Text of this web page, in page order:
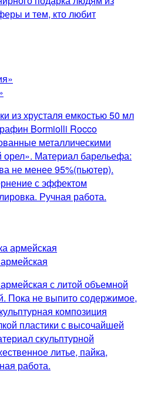
и тем, кто любит
из хрусталя емкостью 50 мл
Bormiolli Rocco
металлическими
Материал барельефа:
не менее 95%(пьютер).
с эффектом
Ручная работа.
с литой объемной
Пока не выпито содержимое,
композиция
пластики с высочайшей
скульптурной
литье, пайка,
работа.